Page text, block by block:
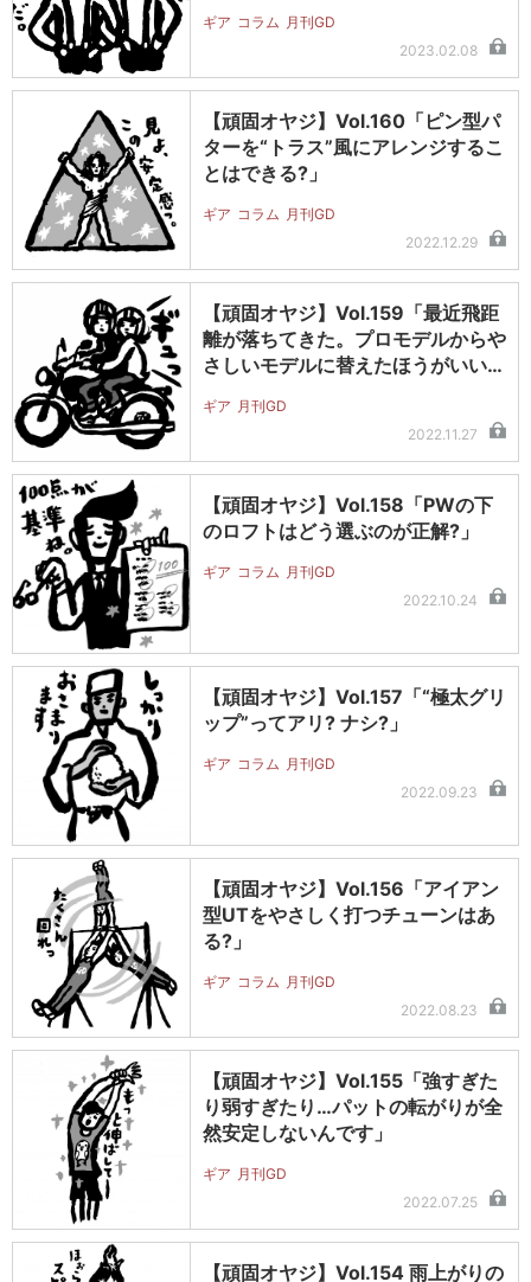
ギア コラム 月刊GD
2023.02.08
【頑固オヤジ】Vol.160「ピン型パ
ターを“トラス”風にアレンジするこ
とはできる?」
ギア コラム 月刊GD
2022.12.29
【頑固オヤジ】Vol.159「最近飛距
離が落ちてきた。プロモデルからや
さしいモデルに替えたほうがいい…
ギア 月刊GD
2022.11.27
【頑固オヤジ】Vol.158「PWの下
のロフトはどう選ぶのが正解?」
ギア コラム 月刊GD
2022.10.24
【頑固オヤジ】Vol.157「“極太グリ
ップ”ってアリ? ナシ?」
ギア コラム 月刊GD
2022.09.23
【頑固オヤジ】Vol.156「アイアン
型UTをやさしく打つチューンはあ
る?」
ギア コラム 月刊GD
2022.08.23
【頑固オヤジ】Vol.155「強すぎた
り弱すぎたり…パットの転がりが全
然安定しないんです」
ギア 月刊GD
2022.07.25
【頑固オヤジ】Vol.154 雨上がりの